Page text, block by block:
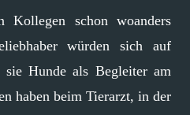
Kollegen schon woanders
würden sich auf
Hunde als Begleiter am
haben beim Tierarzt, in der